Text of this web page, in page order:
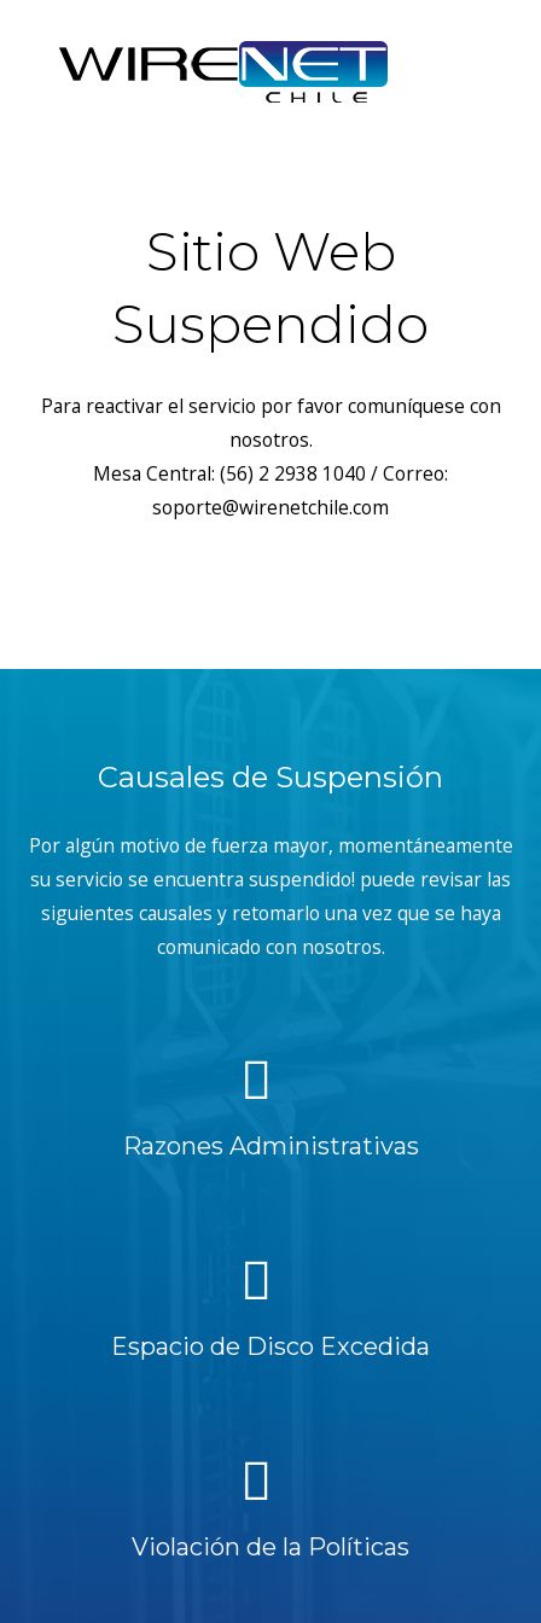
Sitio Web
Suspendido
Para reactivar el servicio por favor comuníquese con
nosotros.
Mesa Central: (56) 2 2938 1040 / Correo:
soporte@wirenetchile.com
Causales de Suspensión
Por algún motivo de fuerza mayor, momentáneamente
su servicio se encuentra suspendido! puede revisar las
siguientes causales y retomarlo una vez que se haya
comunicado con nosotros.
Razones Administrativas
Espacio de Disco Excedida
Violación de la Políticas